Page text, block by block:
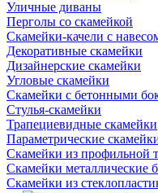
Уличные диваны
Перголы со скамейкой
Скамейки-качели с
Декоративные скамейки
Дизайнерские скамейки
Угловые скамейки
Скамейки с бетонными
Стулья-скамейки
Трапециевидные скамейки
Параметрические
Скамейки из профильной
Скамейки металлические
Скамейки из